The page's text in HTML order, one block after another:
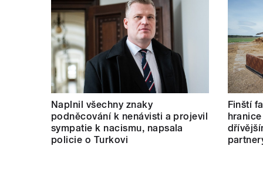
Naplnil všechny znaky
podněcování k nenávisti a projevil
sympatie k nacismu, napsala
policie o Turkovi
Finští